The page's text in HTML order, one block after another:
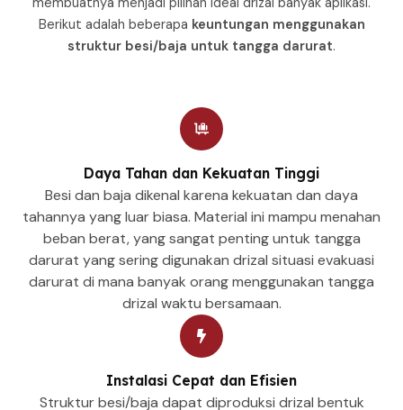
Berikut adalah beberapa keuntungan menggunakan
struktur besi/baja untuk tangga darurat.
Daya Tahan dan Kekuatan Tinggi
Besi dan baja dikenal karena kekuatan dan daya
tahannya yang luar biasa. Material ini mampu menahan
beban berat, yang sangat penting untuk tangga
darurat yang sering digunakan drizal situasi evakuasi
darurat di mana banyak orang menggunakan tangga
drizal waktu bersamaan.
Instalasi Cepat dan Efisien
Struktur besi/baja dapat diproduksi drizal bentuk